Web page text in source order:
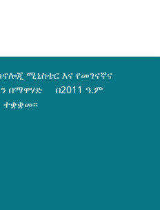
ሚኒስቴር እና የመገናኛና
በማዋሃድ በ2011 ዓ.ም